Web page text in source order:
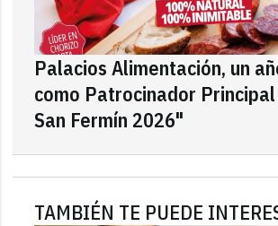
Palacios Alimentación, un
como Patrocinador
San Fermín 2026"
TAMBIÉN TE PUEDE